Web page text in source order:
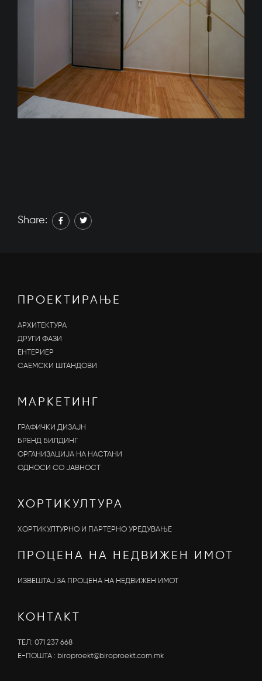
Share:
ПРОЕКТИРАЊЕ
АРХИТЕКТУРА
ДРУГИ ФАЗИ
ЕНТЕРИЕР
САЕМСКИ ШТАНДОВИ
МАРКЕТИНГ
ГРАФИЧКИ ДИЗАЈН
БРЕНД БИЛДИНГ
ОРГАНИЗАЦИЈА НА НАСТАНИ
OДНОСИ СО ЈАВНОСТ
ХОРТИКУЛТУРА
ХОРТИКУЛТУРНО И ПАРТЕРНО УРЕДУВАЊЕ
ПРОЦЕНА НА НЕДВИЖЕН ИМОТ
ИЗВЕШТАЈ ЗА ПРОЦЕНА НА НЕДВИЖЕН ИМОТ
КОНТАКТ
ТЕЛ: 071 237 668
Е-ПОШТА : biroproekt@biroproekt.com.mk